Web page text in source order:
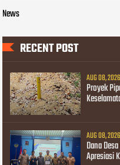
News
RECENT POST
AUG 08, 2026
Proyek
AUG 08, 2026
Dana
Apresiasi